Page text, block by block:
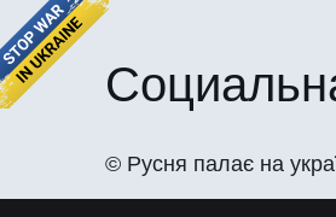
©️ Русня палає на